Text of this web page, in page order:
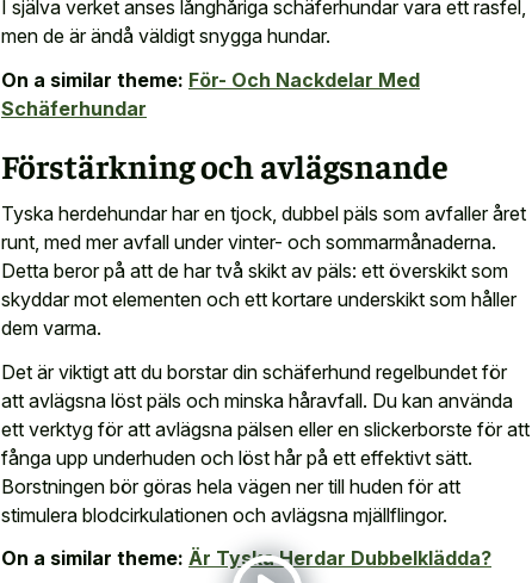
I själva verket anses långhåriga schäferhundar vara ett rasfel,
men de är ändå väldigt snygga hundar.
On a similar theme: För- Och Nackdelar Med
Schäferhundar
Förstärkning och avlägsnande
Tyska herdehundar har en tjock, dubbel päls som avfaller året
runt, med mer avfall under vinter- och sommarmånaderna.
Detta beror på att de har två skikt av päls: ett överskikt som
skyddar mot elementen och ett kortare underskikt som håller
dem varma.
Det är viktigt att du borstar din schäferhund regelbundet för
att avlägsna löst päls och minska håravfall. Du kan använda
ett verktyg för att avlägsna pälsen eller en slickerborste för att
fånga upp underhuden och löst hår på ett effektivt sätt.
Borstningen bör göras hela vägen ner till huden för att
stimulera blodcirkulationen och avlägsna mjällflingor.
On a similar theme: Är Tyska Herdar Dubbelklädda?